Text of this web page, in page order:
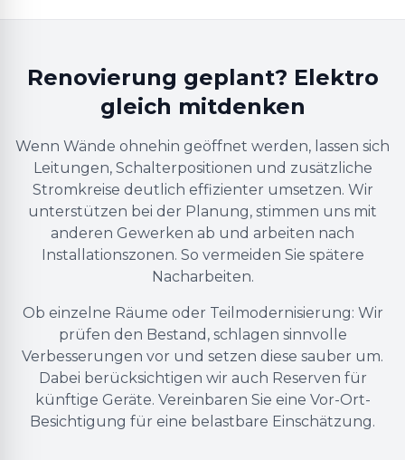
Renovierung geplant? Elektro
gleich mitdenken
Wenn Wände ohnehin geöffnet werden, lassen sich
Leitungen, Schalterpositionen und zusätzliche
Stromkreise deutlich effizienter umsetzen. Wir
unterstützen bei der Planung, stimmen uns mit
anderen Gewerken ab und arbeiten nach
Installationszonen. So vermeiden Sie spätere
Nacharbeiten.
Ob einzelne Räume oder Teilmodernisierung: Wir
prüfen den Bestand, schlagen sinnvolle
Verbesserungen vor und setzen diese sauber um.
Dabei berücksichtigen wir auch Reserven für
künftige Geräte. Vereinbaren Sie eine Vor-Ort-
Besichtigung für eine belastbare Einschätzung.